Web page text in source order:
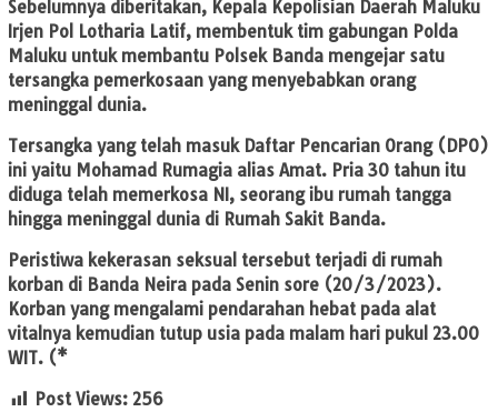
Sebelumnya diberitakan, Kepala Kepolisian Daerah Maluku
Irjen Pol Lotharia Latif, membentuk tim gabungan Polda
Maluku untuk membantu Polsek Banda mengejar satu
tersangka pemerkosaan yang menyebabkan orang
meninggal dunia.
Tersangka yang telah masuk Daftar Pencarian Orang (DPO)
ini yaitu Mohamad Rumagia alias Amat. Pria 30 tahun itu
diduga telah memerkosa NI, seorang ibu rumah tangga
hingga meninggal dunia di Rumah Sakit Banda.
Peristiwa kekerasan seksual tersebut terjadi di rumah
korban di Banda Neira pada Senin sore (20/3/2023).
Korban yang mengalami pendarahan hebat pada alat
vitalnya kemudian tutup usia pada malam hari pukul 23.00
WIT. (*
Post Views: 256